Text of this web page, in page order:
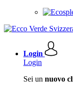
Login
Login
Sei un nuovo